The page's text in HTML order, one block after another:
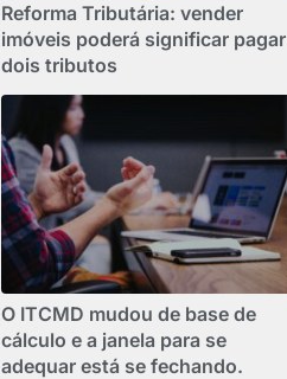
Reforma Tributária: vender
imóveis poderá significar pagar
dois tributos
O ITCMD mudou de base de
cálculo e a janela para se
adequar está se fechando.